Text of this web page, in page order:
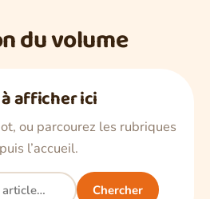
du volume
afficher ici
ou parcourez les rubriques
l’accueil.
Chercher